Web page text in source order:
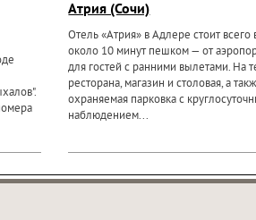
Атрия (Сочи)
Отель «Атрия» в Адлере стоит
около 10 минут пешком — от
для гостей с ранними вылетами. На
ресторана, магазин и столовая, а
охраняемая парковка с
наблюдением...